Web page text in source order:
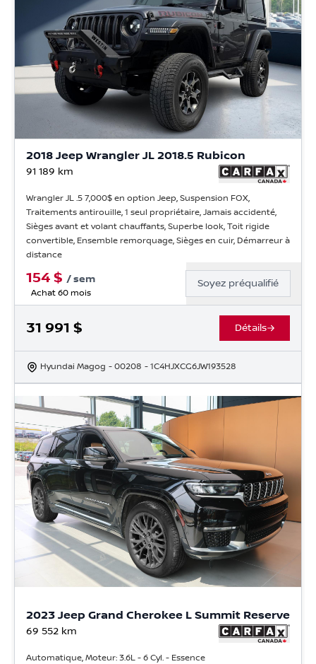
2018 Jeep Wrangler JL 2018.5 Rubicon
91 189 km
Wrangler JL .5 7,000$ en option Jeep, Suspension FOX,
Traitements antirouille, 1 seul propriétaire, Jamais accidenté,
Sièges avant et volant chauffants, Superbe look, Toit rigide
convertible, Ensemble remorquage, Sièges en cuir, Démarreur à
distance
154 $ /sem
Achat 60 mois
Soyez préqualifié
31 991 $ Détails
Hyundai Magog - 00208 - 1C4HJXCG6JW193528
2023 Jeep Grand Cherokee L Summit Reserve
69 552 km
Automatique, Moteur: 3.6L - 6 Cyl. - Essence